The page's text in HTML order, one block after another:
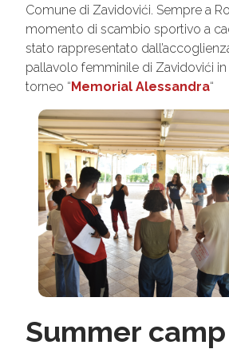
Comune di Zavidovići. Sempre a
momento di scambio sportivo a
stato rappresentato
pallavolo femminile di Zavidovići
torneo “ Memorial Alessandra“
Summer